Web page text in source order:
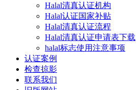
Halal清真认证机构
Halal认证国家补贴
Halal清真认证流程
Halal清真认证申请表下载
halal标志使用注意事项
认证案例
检查掠影
联系我们